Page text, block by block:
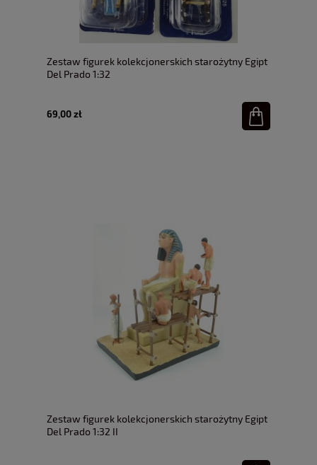
Zestaw figurek kolekcjonerskich starożytny Egipt
Del Prado 1:32
69,00 zł
Zestaw figurek kolekcjonerskich starożytny Egipt
Del Prado 1:32 II